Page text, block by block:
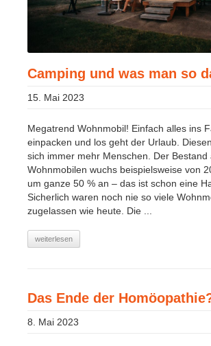
Camping und was man so
15. Mai 2023
Megatrend Wohnmobil! Einfach alles ins
einpacken und los geht der Urlaub.
sich immer mehr Menschen. Der Bestand
Wohnmobilen wuchs beispielsweise von
um ganze 50 % an – das ist schon eine
Sicherlich waren noch nie so viele
zugelassen wie heute. Die ...
weiterlesen
Das Ende der
8. Mai 2023